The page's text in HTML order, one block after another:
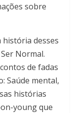
sobre
história desses
Normal.
de fadas
Saúde mental,
histórias
young que